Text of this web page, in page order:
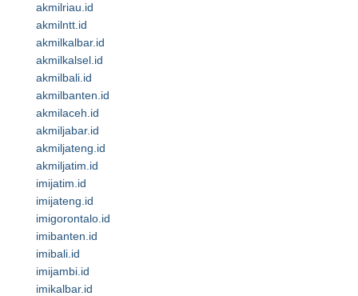
akmilriau.id
akmilntt.id
akmilkalbar.id
akmilkalsel.id
akmilbali.id
akmilbanten.id
akmilaceh.id
akmiljabar.id
akmiljateng.id
akmiljatim.id
imijatim.id
imijateng.id
imigorontalo.id
imibanten.id
imibali.id
imijambi.id
imikalbar.id